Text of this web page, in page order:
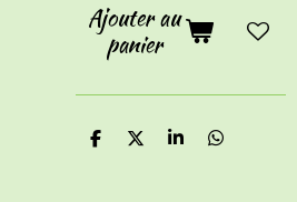
Ajouter au
panier
P
P
P
P